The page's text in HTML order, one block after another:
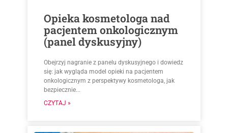
Opieka kosmetologa nad
pacjentem onkologicznym
(panel dyskusyjny)
Obejrzyj nagranie z panelu dyskusyjnego i dowiedz
się: jak wygląda model opieki na pacjentem
onkologicznym z perspektywy kosmetologa, jak
bezpiecznie...
CZYTAJ »